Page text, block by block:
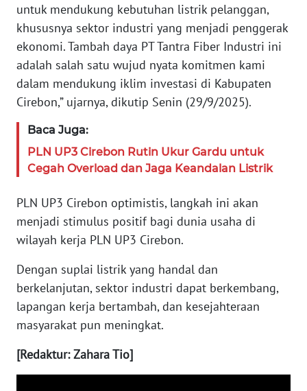
untuk mendukung kebutuhan listrik pelanggan,
khususnya sektor industri yang menjadi penggerak
ekonomi. Tambah daya PT Tantra Fiber Industri ini
adalah salah satu wujud nyata komitmen kami
dalam mendukung iklim investasi di Kabupaten
Cirebon,” ujarnya, dikutip Senin (29/9/2025).
Baca Juga:
PLN UP3 Cirebon Rutin Ukur Gardu untuk
Cegah Overload dan Jaga Keandalan Listrik
PLN UP3 Cirebon optimistis, langkah ini akan
menjadi stimulus positif bagi dunia usaha di
wilayah kerja PLN UP3 Cirebon.
Dengan suplai listrik yang handal dan
berkelanjutan, sektor industri dapat berkembang,
lapangan kerja bertambah, dan kesejahteraan
masyarakat pun meningkat.
[Redaktur: Zahara Tio]
KEPRI
WN
PAPUA
PAPUA
BARAT
RIAU
WN
SERAMBI
WN
JAMBI
SULTRA